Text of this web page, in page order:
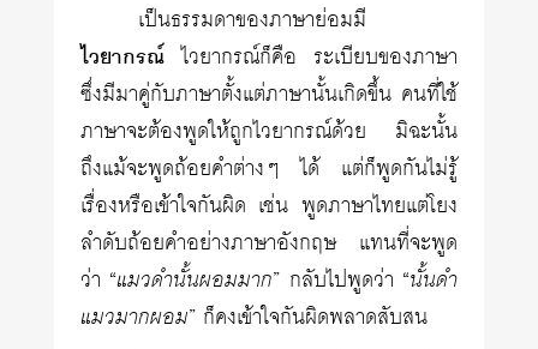
เป็นธรรมดาของภาษาย่อมมี
ไวยากรณ์ ไวยากรณ์ก็คือ ระเบียบของภาษา
ซึ่งมีมาคู่กับภาษาตั้งแต่ภาษานั้นเกิดขึ้น คนที่ใช้
ภาษาจะต้องพูดให้ถูกไวยากรณ์ด้วย มิฉะนั้น
ถึงแม้จะพูดถ้อยคำต่างๆ ได้ แต่ก็พูดกันไม่รู้
เรื่องหรือเข้าใจกันผิด เช่น พูดภาษาไทยแต่โยง
ลำดับถ้อยคำอย่างภาษาอังกฤษ แทนที่จะพูด
ว่า “แมวดำนั้นผอมมาก” กลับไปพูดว่า “นั้นดำ
แมวมากผอม” ก็คงเข้าใจกันผิดพลาดสับสน